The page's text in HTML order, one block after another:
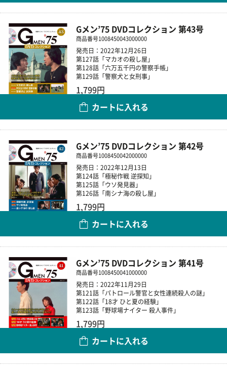
Gメン’75 DVDコレクション 第43号
商品番号1008450043000000
発売日：2022年12月26日
第127話「マカオの殺し屋」
第128話「六万五千円の警察手帳」
第129話「警察犬と女刑事」
1,799円
カートに入れる
Gメン’75 DVDコレクション 第42号
商品番号1008450042000000
発売日：2022年12月13日
第124話「極秘作戦 逆探知」
第125話「ウソ発見器」
第126話「南シナ海の殺し屋」
1,799円
カートに入れる
Gメン’75 DVDコレクション 第41号
商品番号1008450041000000
発売日：2022年11月29日
第121話「パトロール警官と女性連続殺人の謎」
第122話「18才 ひと夏の経験」
第123話「野球場ナイター 殺人事件」
1,799円
カートに入れる